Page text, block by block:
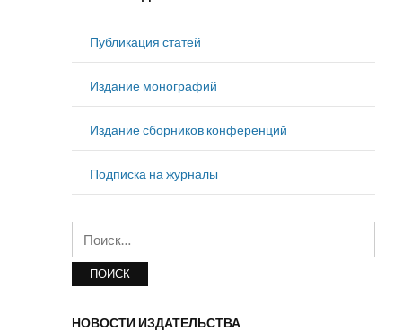
Публикация статей
Издание монографий
Издание сборников конференций
Подписка на журналы
НОВОСТИ ИЗДАТЕЛЬСТВА